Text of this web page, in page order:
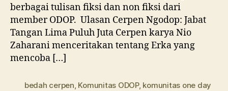
berbagai tulisan fiksi dan non fiksi dari
member ODOP. Ulasan Cerpen Ngodop: Jabat
Tangan Lima Puluh Juta Cerpen karya Nio
Zaharani menceritakan tentang Erka yang
mencoba […]
bedah cerpen, Komunitas ODOP, komunitas one day